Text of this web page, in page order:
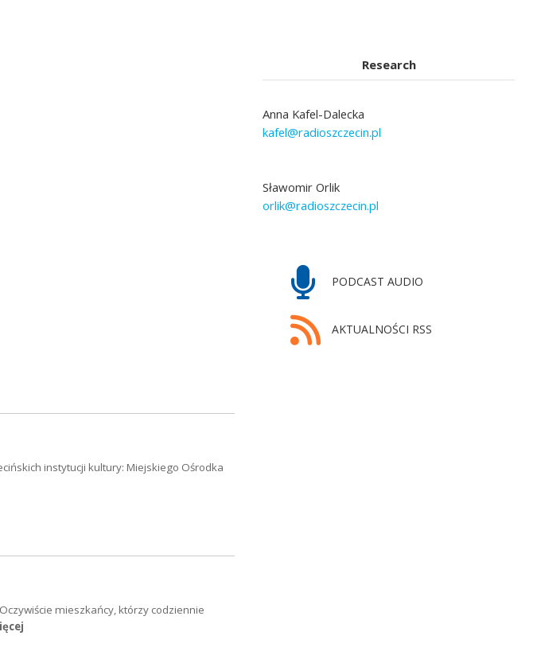
Research
Anna Kafel-Dalecka
kafel@radioszczecin.pl
Sławomir Orlik
orlik@radioszczecin.pl
PODCAST AUDIO
AKTUALNOŚCI RSS
instytucji kultury: Miejskiego Ośrodka
mieszkańcy, którzy codziennie